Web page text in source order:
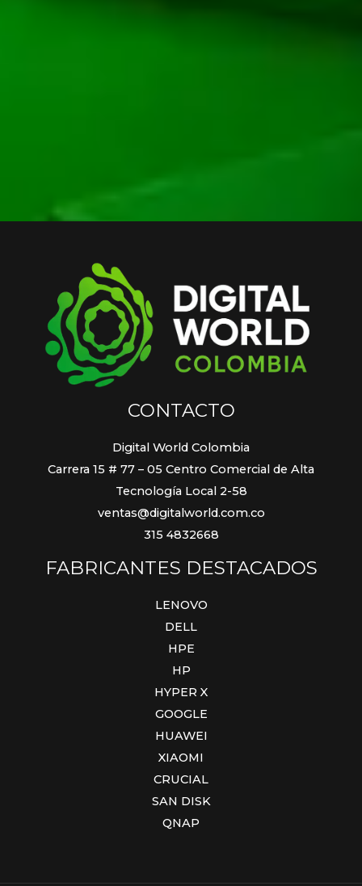
CONTACTO
Digital World Colombia
Carrera 15 # 77 – 05 Centro Comercial de Alta
Tecnología Local 2-58
ventas@digitalworld.com.co
315 4832668
FABRICANTES DESTACADOS
LENOVO
DELL
HPE
HP
HYPER X
GOOGLE
HUAWEI
XIAOMI
CRUCIAL
SAN DISK
QNAP